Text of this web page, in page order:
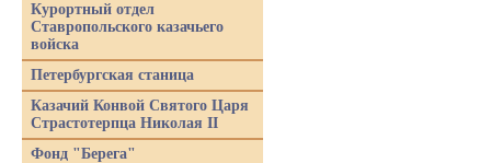
Курортный отдел
Ставропольского казачьего
войска
Петербургская станица
Казачий Конвой Святого Царя
Страстотерпца Николая II
Фонд "Берега"